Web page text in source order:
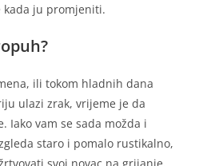
ju promjeniti.
ili tokom hladnih dana
ulazi zrak, vrijeme je da
Iako vam se sada možda i
staro i pomalo rustikalno,
svoj novac na grijanje.